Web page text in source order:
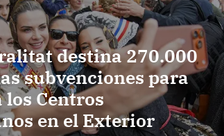
destina 270.000
subvenciones para
los Centros
en el Exterior